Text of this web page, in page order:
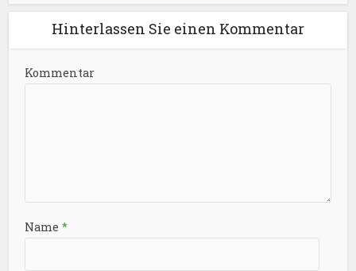
Hinterlassen Sie einen Kommentar
Kommentar
Name*